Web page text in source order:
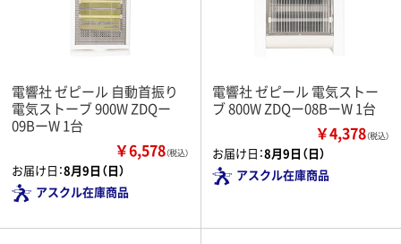
電響社 ゼピール 自動首振り
電気ストーブ 900W ZDQー
09BーW 1台
￥6,578（税込）
お届け日：8月9日（日）
アスクル在庫商品
電響社 ゼピール 電気ストー
ブ 800W ZDQー08BーW 1台
￥4,378（税込）
お届け日：8月9日（日）
アスクル在庫商品